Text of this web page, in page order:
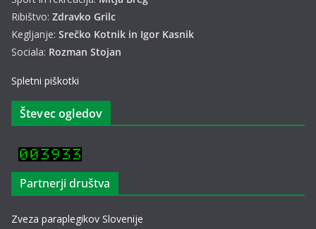
Ribištvo: Zdravko Grilc
Kegljanje: Srečko Kotnik in Igor Kasnik
Sociala: Rozman Stojan
Spletni piškotki
Števec ogledov
Partnerji društva
Zveza paraplegikov Slovenije